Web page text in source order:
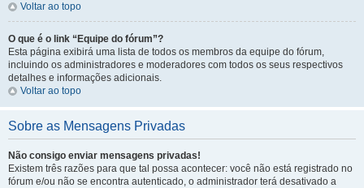
Voltar ao topo
O que é o link “Equipe do fórum”?
Esta página exibirá uma lista de todos os membros da equipe do fórum,
incluindo os administradores e moderadores com todos os seus respectivos
detalhes e informações adicionais.
Voltar ao topo
Sobre as Mensagens Privadas
Não consigo enviar mensagens privadas!
Existem três razões para que tal possa acontecer: você não está registrado no
fórum e/ou não se encontra autenticado, o administrador terá desativado a